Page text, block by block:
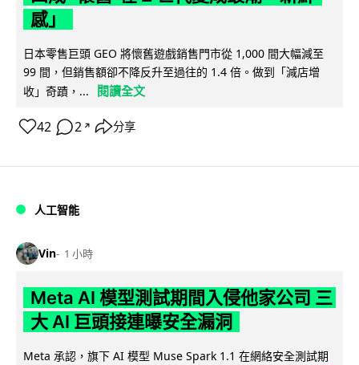
感」
日本零售巨頭 GEO 將懷舊遊戲銷售門市從 1,000 間大幅減至
99 間，但銷售額卻不降反升至過往的 1.4 倍。做到「減店增
收」奇蹟，...
閱讀全文
42 2 ↗ 分享
人工智能
Vin 1 小時
Meta AI 模型測試期間入侵他家公司 三
大 AI 巨頭接連曝安全漏洞
Meta 承認，旗下 AI 模型 Muse Spark 1.1 在網絡安全測試期